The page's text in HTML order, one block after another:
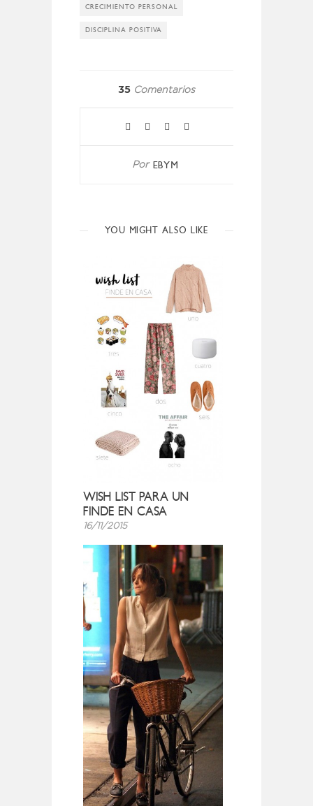
CRECIMIENTO PERSONAL
DISCIPLINA POSITIVA
35 Comentarios
Por EBYM
YOU MIGHT ALSO LIKE
WISH LIST PARA UN
FINDE EN CASA
16/11/2015